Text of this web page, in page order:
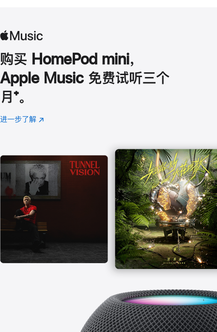
购买 HomePod mini，
Apple Music 免费试听三个
月 脚
注
⁺。
进一步了解 Apple
(在
口
中
打
开)